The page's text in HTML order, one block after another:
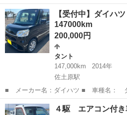
名： ダイハツ ■ 車種名： エッセ ■
防止／キーレス／ＣＤデッキ／タイミ
660cc ■ ド...
福岡 古賀市 エッセ
【受付中】ダイ
147000km
200,000円
タント
147,000km
2014年
佐土原駅
■ メーカー名：ダイハツ ■ 車種名：
ン： AT(CVT) ■ 修復歴有無： なし ■
■ 走行距離： 147000km(使用中の為
宮崎 児湯郡 佐土原駅 タント
４駆 エアコン付き